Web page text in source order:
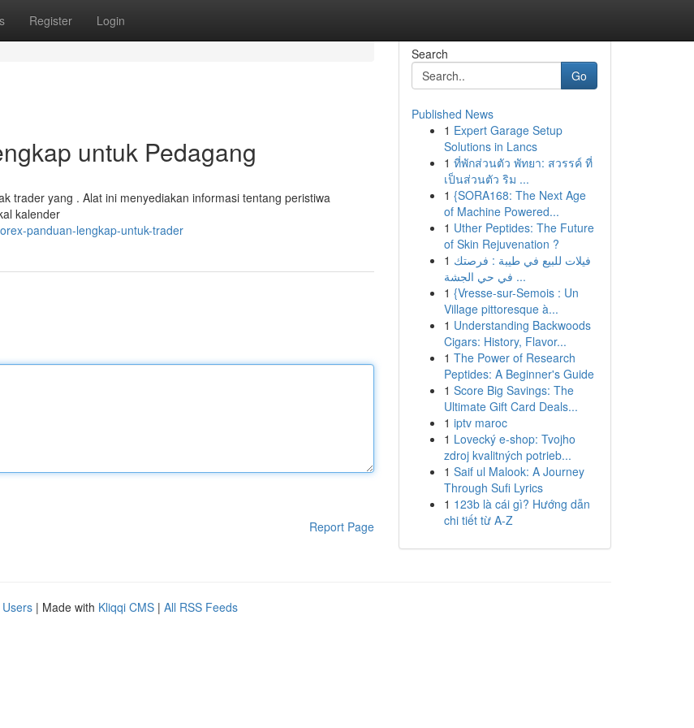
Register Login
untuk Pedagang
trader yang . Alat ini menyediakan informasi tentang peristiwa
kalender
panduan-lengkap-untuk-trader
Report Page
Search
Go
Published News
1 Expert Garage Setup
Solutions in Lancs
1 ที่พักส่วนตัว พัทยา: สวรรค์ ที่
เป็นส่วนตัว ริม ...
1 {SORA168: The Next Age
of Machine Powered...
1 Uther Peptides: The Future
of Skin Rejuvenation ?
1 فيلات للبيع في طيبة : فرصتك
في حي الجشة ...
1 {Vresse-sur-Semois : Un
Village pittoresque à...
1 Understanding Backwoods
Cigars: History, Flavor...
1 The Power of Research
Peptides: A Beginner's Guide
1 Score Big Savings: The
Ultimate Gift Card Deals...
1 iptv maroc
1 Lovecký e-shop: Tvojho
zdroj kvalitných potrieb...
1 Saif ul Malook: A Journey
Through Sufi Lyrics
1 123b là cái gì? Hướng dẫn
chi tiết từ A-Z
| Made with Kliqqi CMS | All RSS Feeds